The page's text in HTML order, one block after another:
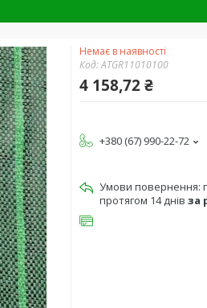
Немає в наявності
Код:ATGR11010100
4 158,72 ₴
+380 (67) 990-22-72
протягом 14 днів за